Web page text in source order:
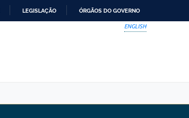
LEGISLAÇÃO ÓRGÃOS DO GOVERNO
ENGLISH